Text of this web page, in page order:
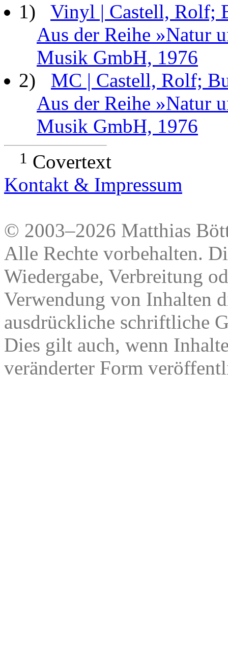
1) Vinyl | Castell, Rolf;
Aus der Reihe »Natur
Musik GmbH, 1976
2) MC | Castell, Rolf;
Aus der Reihe »Natur
Musik GmbH, 1976
1 Covertext
Kontakt & Impressum
© 2003–2026 Matthias
Alle Rechte vorbehalten.
Wiedergabe, Verbreitung
Verwendung von Inhalten
ausdrückliche schriftliche
Dies gilt auch, wenn
veränderter Form